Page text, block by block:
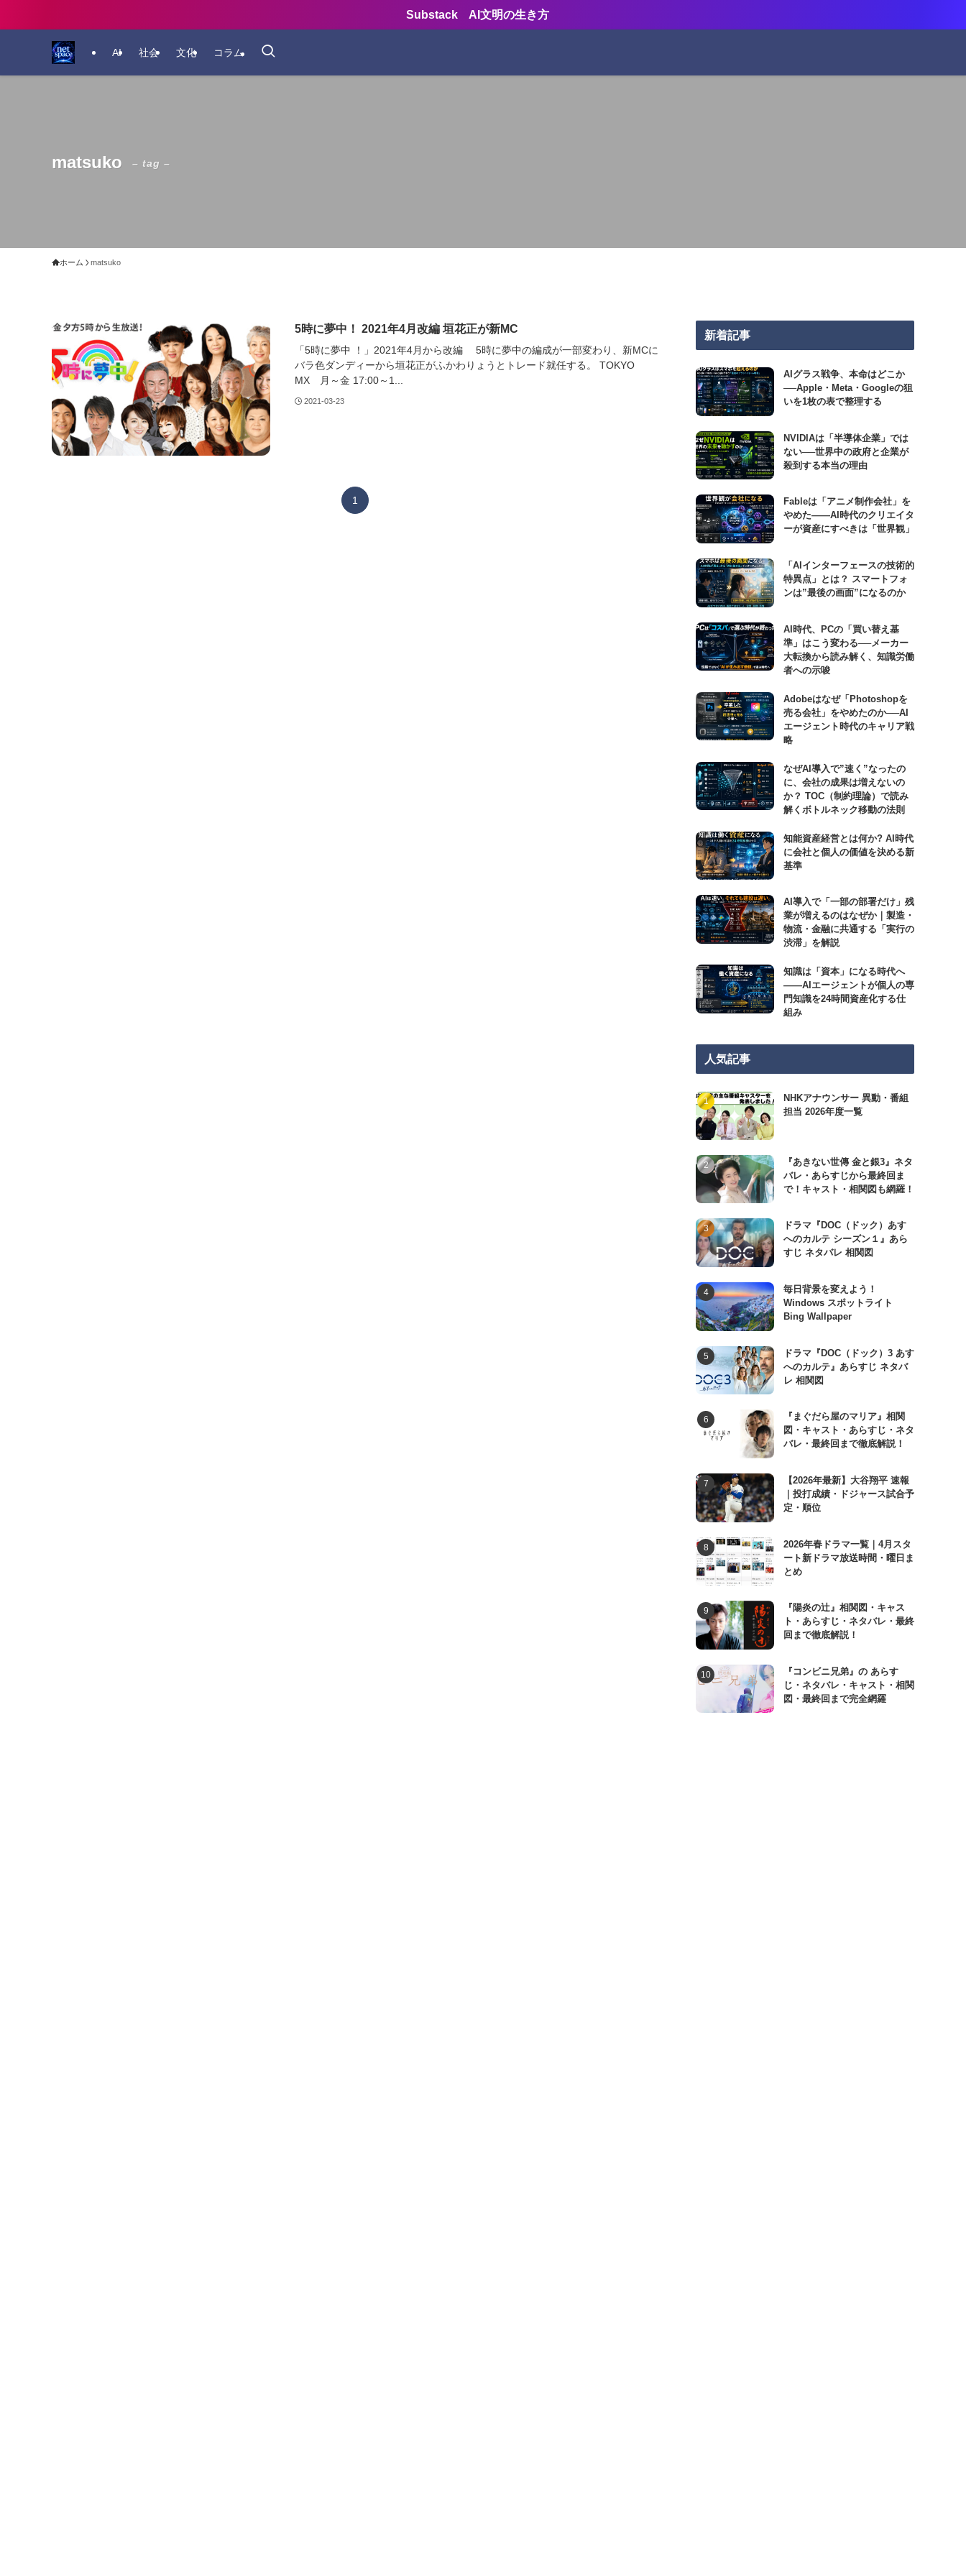
Substack AI文明の生き方
AI 社会 文化 コラム
matsuko – tag –
ホーム matsuko
5時に夢中！ 2021年4月改編 垣花正が新MC
「5時に夢中 ！」2021年4月から改編 5時に夢中の編成が一部変わり、新MCに
バラ色ダンディーから垣花正がふかわりょうとトレード就任する。 TOKYO
MX 月～金 17:00～1...
2021-03-23
1
新着記事
AIグラス戦争、本命はどこか
──Apple・Meta・Googleの狙
いを1枚の表で整理する
NVIDIAは「半導体企業」では
ない──世界中の政府と企業が
殺到する本当の理由
Fableは「アニメ制作会社」を
やめた――AI時代のクリエイタ
ーが資産にすべきは「世界観」
「AIインターフェースの技術的
特異点」とは？ スマートフォ
ンは”最後の画面”になるのか
AI時代、PCの「買い替え基
準」はこう変わる──メーカー
大転換から読み解く、知識労働
者への示唆
Adobeはなぜ「Photoshopを
売る会社」をやめたのか──AI
エージェント時代のキャリア戦
略
なぜAI導入で”速く”なったの
に、会社の成果は増えないの
か？ TOC（制約理論）で読み
解くボトルネック移動の法則
知能資産経営とは何か? AI時代
に会社と個人の価値を決める新
基準
AI導入で「一部の部署だけ」残
業が増えるのはなぜか｜製造・
物流・金融に共通する「実行の
渋滞」を解説
知識は「資本」になる時代へ
——AIエージェントが個人の専
門知識を24時間資産化する仕
組み
人気記事
NHKアナウンサー 異動・番組
担当 2026年度一覧
『あきない世傳 金と銀3』ネタ
バレ・あらすじから最終回ま
で！キャスト・相関図も網羅！
ドラマ『DOC（ドック）あす
へのカルテ シーズン１』あら
すじ ネタバレ 相関図
毎日背景を変えよう！
Windows スポットライト
Bing Wallpaper
ドラマ『DOC（ドック）3 あす
へのカルテ』あらすじ ネタバ
レ 相関図
『まぐだら屋のマリア』相関
図・キャスト・あらすじ・ネタ
バレ・最終回まで徹底解説！
【2026年最新】大谷翔平 速報
｜投打成績・ドジャース試合予
定・順位
2026年春ドラマ一覧｜4月スタ
ート新ドラマ放送時間・曜日ま
とめ
『陽炎の辻』相関図・キャス
ト・あらすじ・ネタバレ・最終
回まで徹底解説！
『コンビニ兄弟』の あらす
じ・ネタバレ・キャスト・相関
図・最終回まで完全網羅